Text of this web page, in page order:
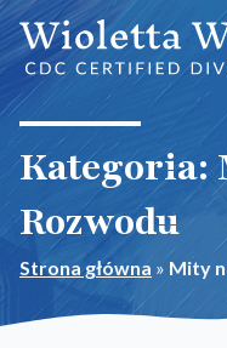
Kategoria:
Rozwodu
Strona główna » Mity